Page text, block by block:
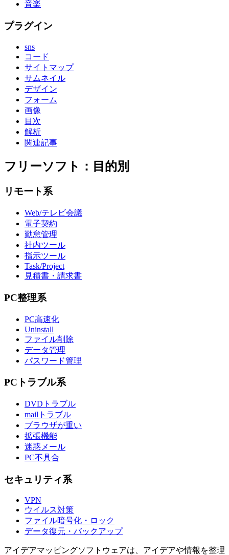
音楽
プラグイン
sns
コード
サイトマップ
サムネイル
デザイン
フォーム
画像
目次
解析
関連記事
フリーソフト：目的別
リモート系
Web/テレビ会議
電子契約
勤怠管理
社内ツール
指示ツール
Task/Project
見積書・請求書
PC整理系
PC高速化
Uninstall
ファイル削除
データ管理
パスワード管理
PCトラブル系
DVDトラブル
mailトラブル
ブラウザが重い
拡張機能
迷惑メール
PC不具合
セキュリティ系
VPN
ウイルス対策
ファイル暗号化・ロック
データ復元・バックアップ
アイデアマッピングソフトウェアは、アイデアや情報を整理